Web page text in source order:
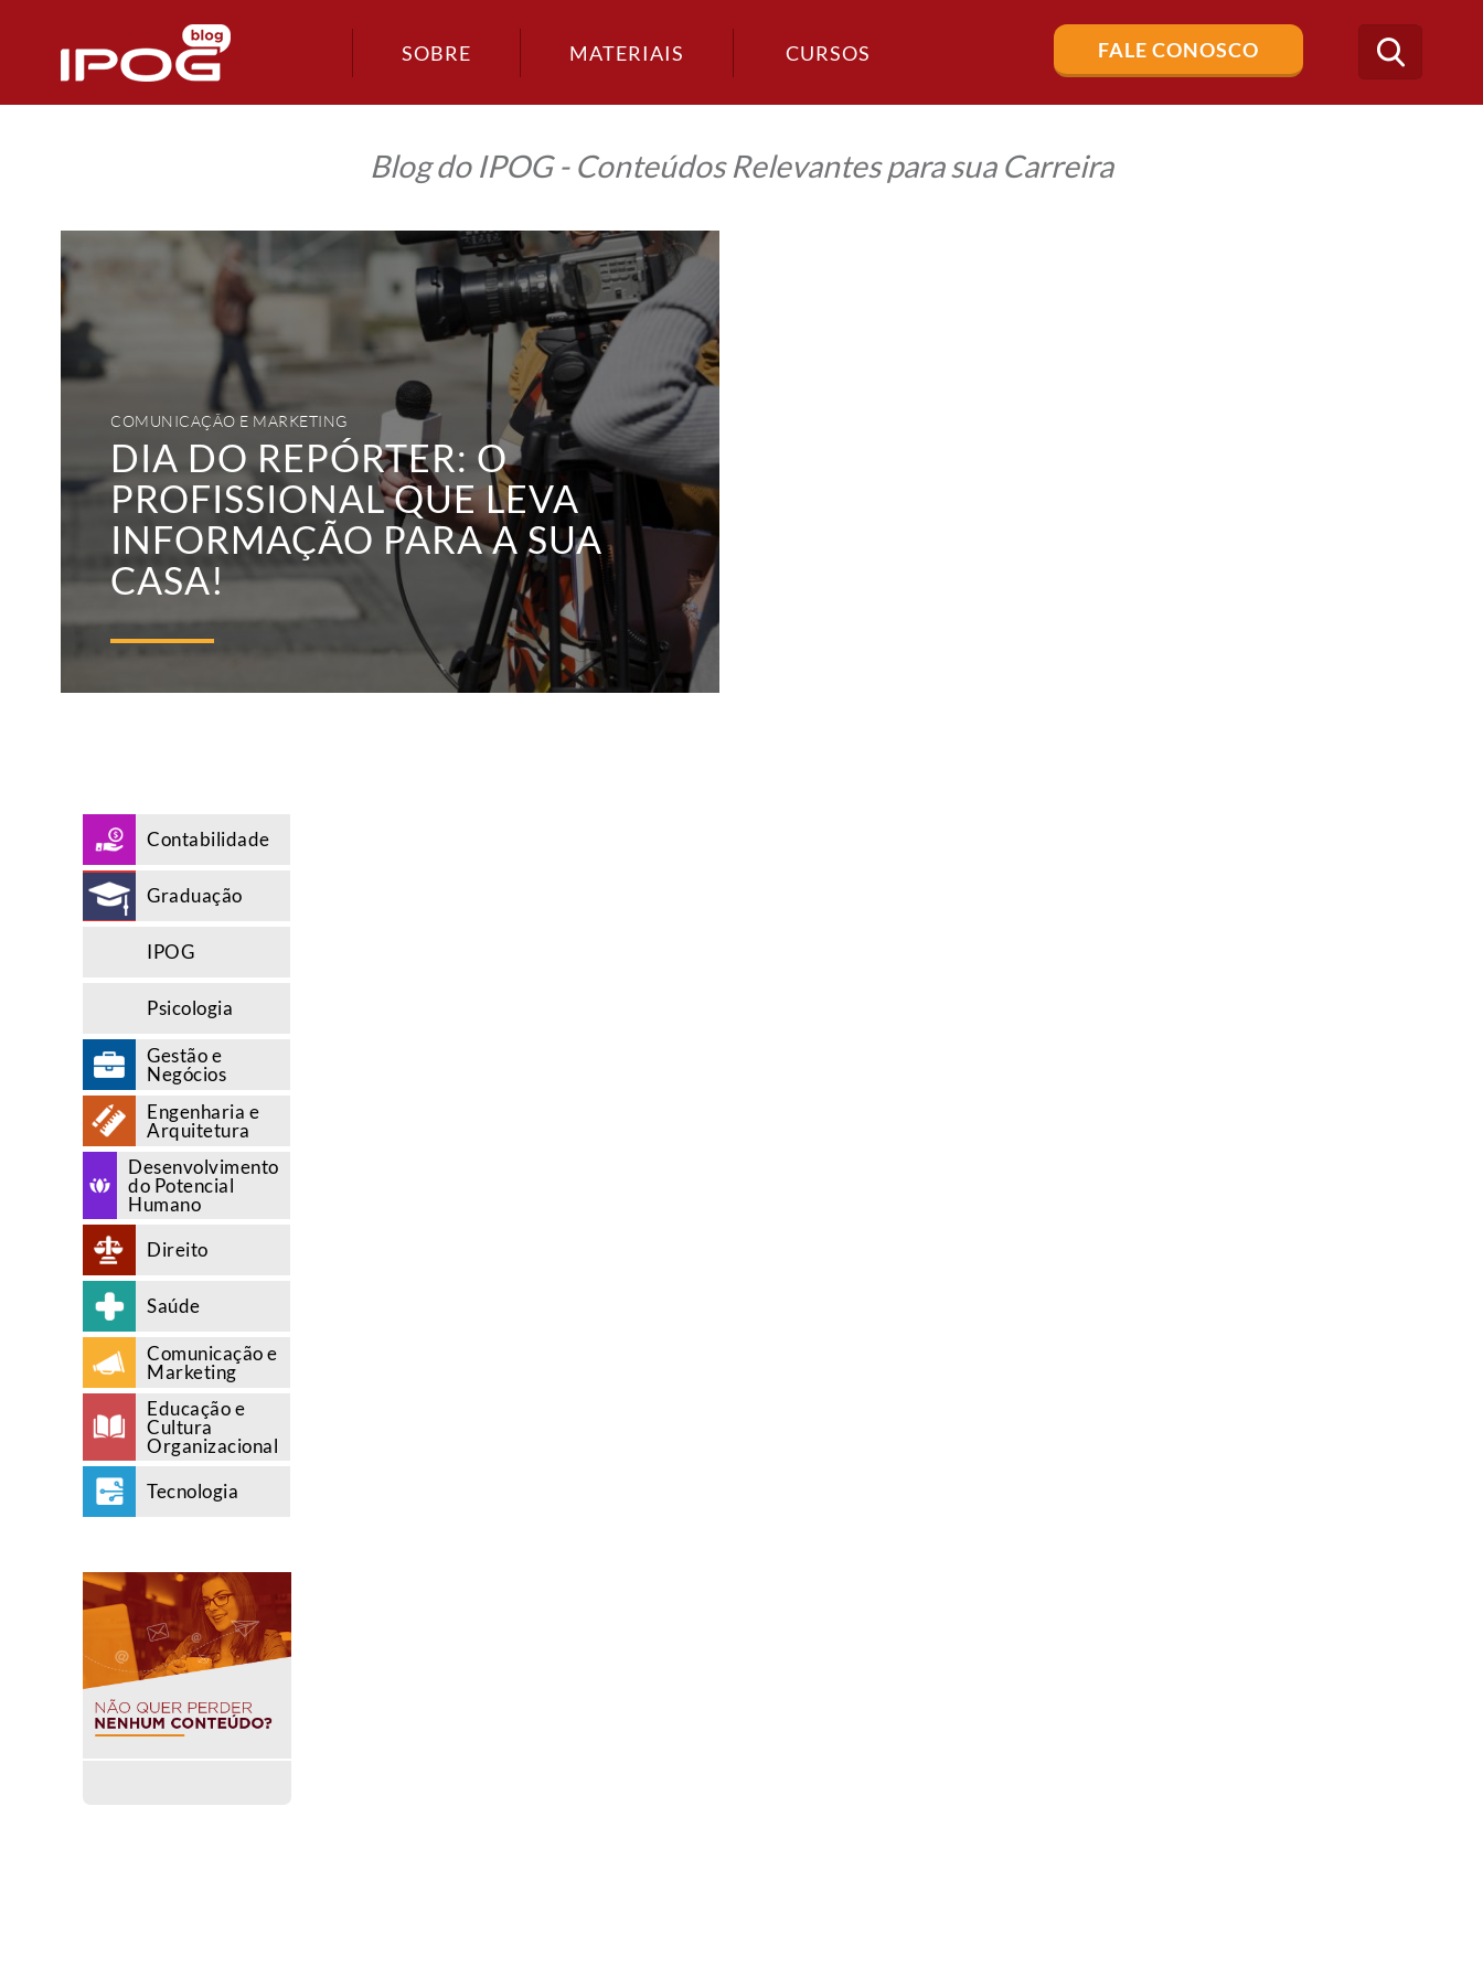
SOBRE MATERIAIS CURSOS FALE CONOSCO
Buscar
no
blog
Blog do IPOG - Conteúdos Relevantes para sua Carreira
Dia
do
Repórter:
O
que
leva
informação
a
COMUNICAÇÃO E MARKETING
DIA DO REPÓRTER: O
PROFISSIONAL QUE LEVA
INFORMAÇÃO PARA A SUA
CASA!
Contabilidade
Graduação
IPOG
Psicologia
Gestão e
Negócios
Engenharia e
Arquitetura
Desenvolvimento
do Potencial
Humano
Direito
Saúde
Comunicação e
Marketing
Educação e
Cultura
Organizacional
Tecnologia